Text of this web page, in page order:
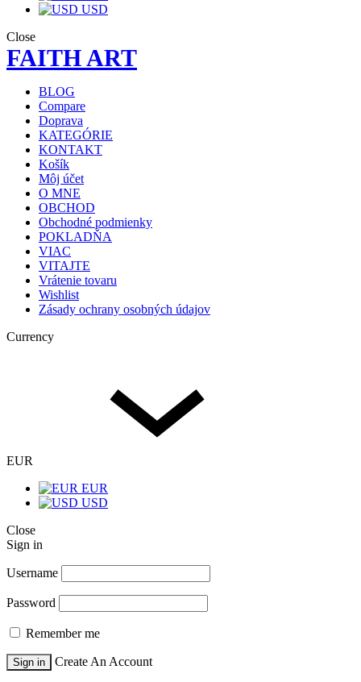
USD
Close
FAITH ART
BLOG
Compare
Doprava
KATEGÓRIE
KONTAKT
Košík
Môj účet
O MNE
OBCHOD
Obchodné podmienky
POKLADŇA
VIAC
VITAJTE
Vrátenie tovaru
Wishlist
Zásady ochrany osobných údajov
Currency
EUR
EUR
USD
Close
Sign in
Username
Password
Remember me
Sign in Create An Account